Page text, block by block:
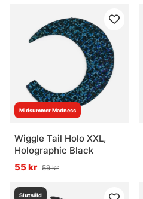
Midsummer Madness
Wiggle Tail Holo XXL,
Holographic Black
55 kr 59 kr
Slutsåld